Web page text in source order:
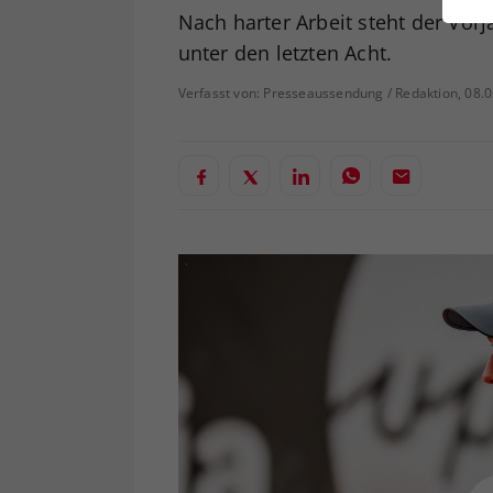
Nach harter Arbeit steht der
unter den letzten Acht.
Verfasst von: Presseaussendung / Redaktion,